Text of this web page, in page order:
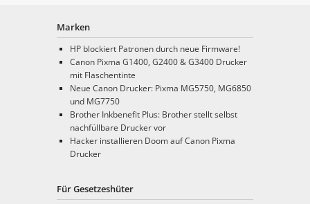
Marken
HP blockiert Patronen durch neue Firmware!
Canon Pixma G1400, G2400 & G3400 Drucker
mit Flaschentinte
Neue Canon Drucker: Pixma MG5750, MG6850
und MG7750
Brother Inkbenefit Plus: Brother stellt selbst
nachfüllbare Drucker vor
Hacker installieren Doom auf Canon Pixma
Drucker
Für Gesetzeshüter